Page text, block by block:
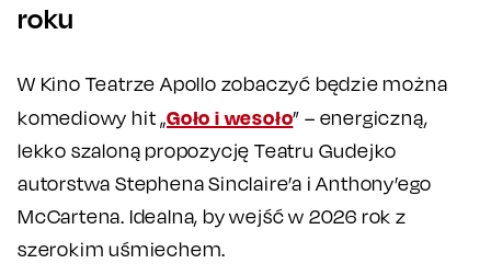
roku
W Kino Teatrze Apollo zobaczyć będzie można
komediowy hit „Goło i wesoło” – energiczną,
lekko szaloną propozycję Teatru Gudejko
autorstwa Stephena Sinclaire’a i Anthony’ego
McCartena. Idealna, by wejść w 2026 rok z
szerokim uśmiechem.